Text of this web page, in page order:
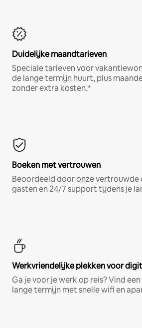
Duidelijke maandtarieven
Speciale tarieven voor
de lange termijn huurt, plus
zonder extra kosten.*
Boeken met vertrouwen
Beoordeeld door onze vertrouwde
gasten en 24/7 support tijdens je
Werkvriendelijke plekken voor
Ga je voor je werk op reis? Vind
lange termijn met snelle wifi en